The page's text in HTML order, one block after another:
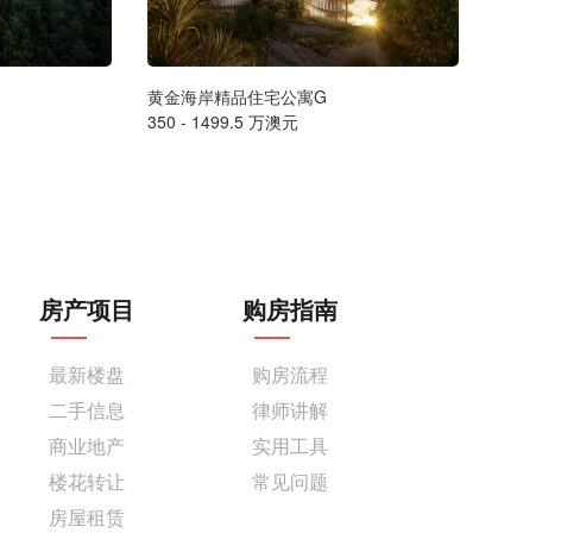
黄金海岸精品住宅公寓G
350 - 1499.5 万澳元
房产项目
最新楼盘
二手信息
商业地产
楼花转让
房屋租赁
购房指南
购房流程
律师讲解
实用工具
常见问题